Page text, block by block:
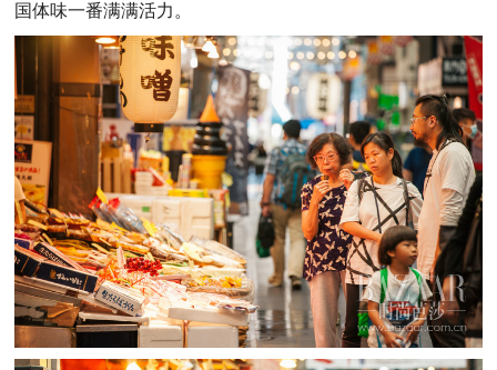
国体味一番满满活力。